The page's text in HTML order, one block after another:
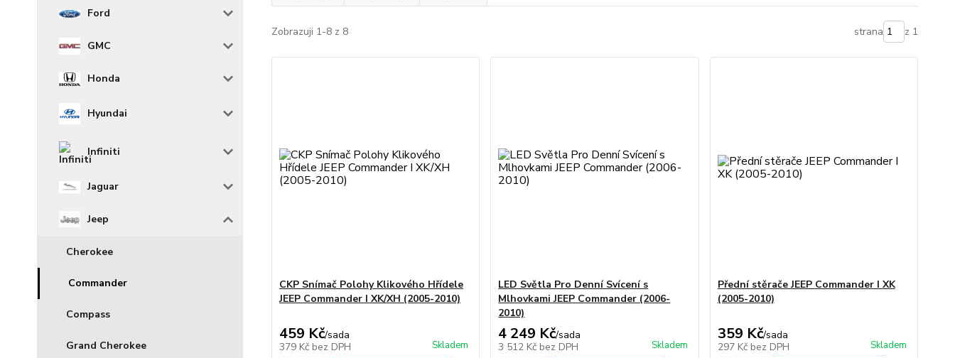
Ford
GMC
Honda
Hyundai
Infiniti
Jaguar
Jeep
Cherokee
Commander
Compass
Grand Cherokee
Zobrazuji 1-8 z 8 strana z 1
CKP Snímač Polohy Klikového Hřídele
JEEP Commander I XK/XH (2005-2010)
459 Kč/sada
379 Kč bez DPH Skladem
LED Světla Pro Denní Svícení s
Mlhovkami JEEP Commander (2006-
2010)
4 249 Kč/sada
3 512 Kč bez DPH Skladem
Přední stěrače JEEP Commander I XK
(2005-2010)
359 Kč/sada
297 Kč bez DPH Skladem